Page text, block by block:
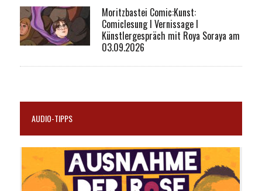
Moritzbastei Comic:Kunst:
Comiclesung I Vernissage I
Künstlergespräch mit Roya Soraya am
03.09.2026
AUDIO-TIPPS